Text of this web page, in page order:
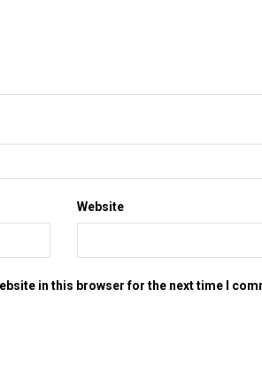
Website
in this browser for the next time I